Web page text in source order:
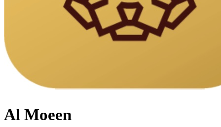
Al Moeen